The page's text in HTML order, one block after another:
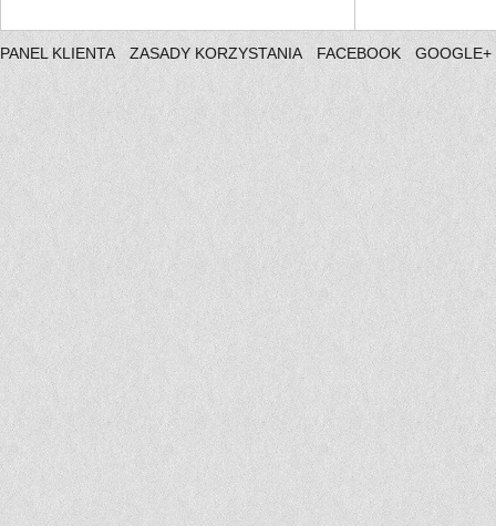
PANEL KLIENTA ZASADY KORZYSTANIA FACEBOOK GOOGLE+